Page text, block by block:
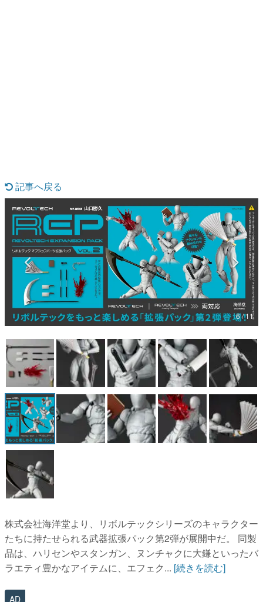
なんでゲームは面白い？
ゲーム開発者・hamatsu氏がゲームの魅力を画面や操作の
具体的な形から解き明かしていく、硬派で骨太な評論連載
です。
ゲームが変えた日本語
「経験値」「裏技」「ラスボス」… ゲームにまつわる言葉
の起源や用法の変遷を、コンピューター文化史研究家・タ
イニーP氏が徹底調査。
カテゴリ
マンガ
女性向け
アプリレビュー
その他
電ファミニコゲーマーとは？
運営：株式会社マレ
記事へ戻る
6 / 11
株式会社海洋堂より、リボルテックシリーズのキャラクター
たちに持たせられる武器拡張パック第2弾が展開中だ。 同製
品は、ハリセンやスタンガン、ヌンチャクに大鎌といったバ
ラエティ豊かなアイテムに、エフェク... [続きを読む]
AD